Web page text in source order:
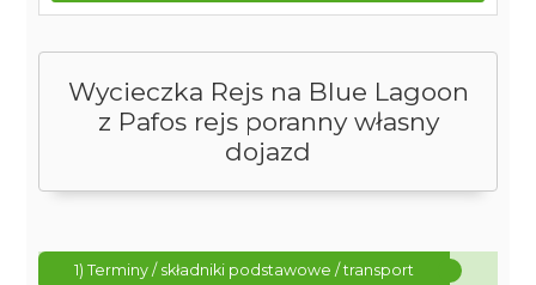
Wycieczka Rejs na Blue Lagoon
z Pafos rejs poranny własny
dojazd
1) Terminy / składniki podstawowe / transport